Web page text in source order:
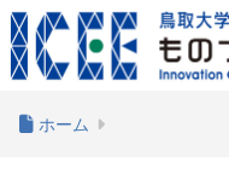
ホーム